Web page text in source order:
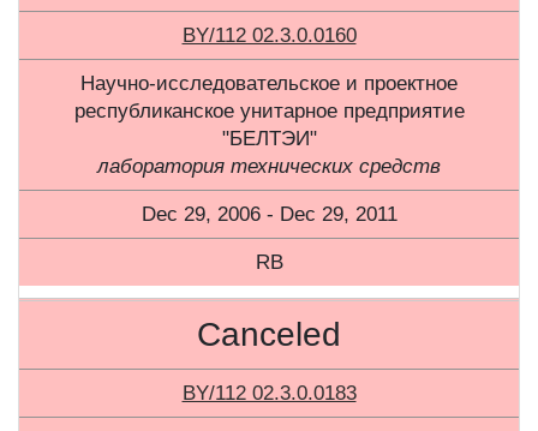
BY/112 02.3.0.0160
Научно-исследовательское и проектное
республиканское унитарное предприятие
"БЕЛТЭИ"
лаборатория технических средств
Dec 29, 2006 - Dec 29, 2011
RB
Canceled
BY/112 02.3.0.0183